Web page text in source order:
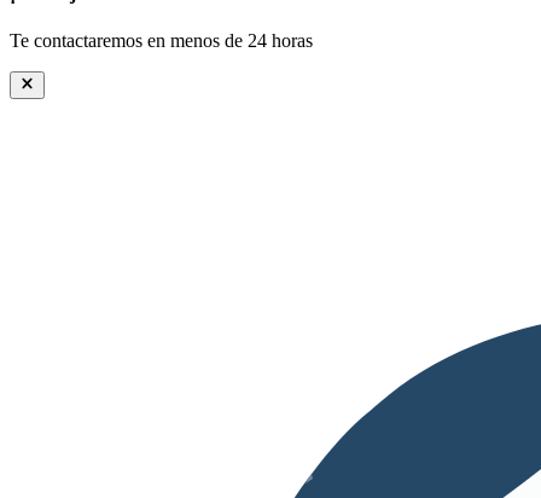
Te contactaremos en menos de 24 horas